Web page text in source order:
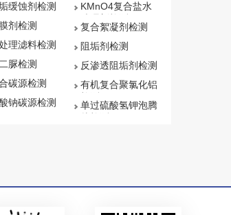
缓蚀剂检测
剂检测
理滤料检测
脲检测
碳源检测
钠碳源检测
KMnO4复合盐水
复合絮凝剂检测
阻垢剂检测
反渗透阻垢剂检测
有机复合聚氯化铝
单过硫酸氢钾泡腾